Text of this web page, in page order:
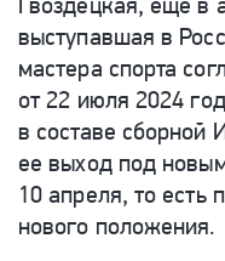
выступавшая в
мастера спорта
от 22 июля 2024
в составе сборной
ее выход под
10 апреля, то есть
нового положения.